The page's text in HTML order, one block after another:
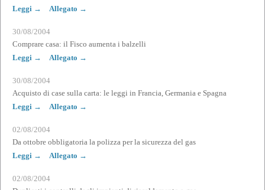
Leggi →
Allegato →
30/08/2004
Comprare casa: il Fisco aumenta i balzelli
Leggi →
Allegato →
30/08/2004
Acquisto di case sulla carta: le leggi in Francia, Germania e Spagna
Leggi →
Allegato →
02/08/2004
Da ottobre obbligatoria la polizza per la sicurezza del gas
Leggi →
Allegato →
02/08/2004